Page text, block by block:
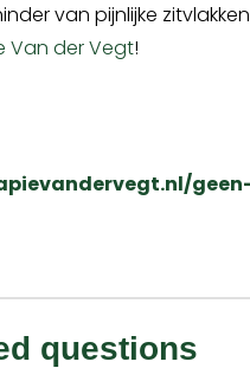
van pijnlijke
Van der Vegt!
questions